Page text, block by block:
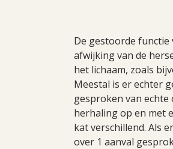
De gestoorde
afwijking van de
het lichaam, zoals
Meestal is er echter
gesproken van
herhaling op en met
kat verschillend. Als
over 1 aanval